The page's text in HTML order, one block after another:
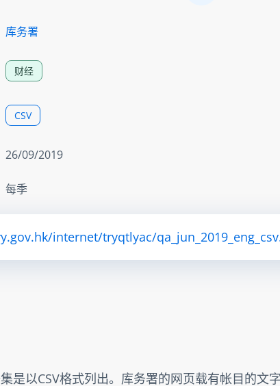
库务署
财经
CSV
26/09/2019
每季
internet/tryqtlyac/
是以CSV格式列出。库务署的网页载有帐目的文